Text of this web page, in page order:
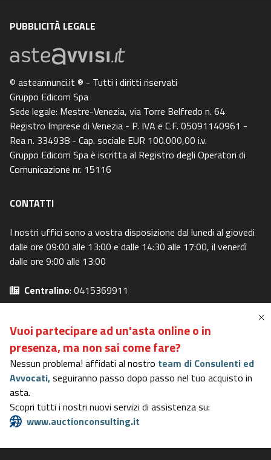
PUBBLICITÀ LEGALE
© asteannunci.it ® - Tutti i diritti riservati
Gruppo Edicom Spa
Sede legale: Mestre-Venezia, via Torre Belfredo n. 64
Registro Imprese di Venezia - P. IVA e C.F. 05091140961 -
Rea n. 334938 - Cap. sociale EUR 100.000,00 i.v.
Gruppo Edicom Spa è iscritta al Registro degli Operatori di
Comunicazione nr. 15116
CONTATTI
I nostri uffici sono a vostra disposizione dal lunedi al giovedi
dalle ore 09:00 alle 13:00 e dalle 14:30 alle 17:00, il venerdì
dalle ore 9:00 alle 13:00
Centralino: 0415369911
Email: info@asteavvisi.it
Privacy Policy
Cookie Policy
Preferenze Privacy
I miei diritti
Portale in possesso dei requisiti del DM 31/10/2006
Rating di Legalità AGCM
ISO 27001- ISO 37001
Vuoi partecipare ad un'asta online o in
presenza,ma non sai come fare?
Nessun problema! affidati al nostro team di Consulenti ed
Avvocati,seguiranno passo dopo passo nel tuo acquisto in
asta.
Scopri tutti i nostri nuovi servizi di assistenza su:
www.auctionconsulting.it